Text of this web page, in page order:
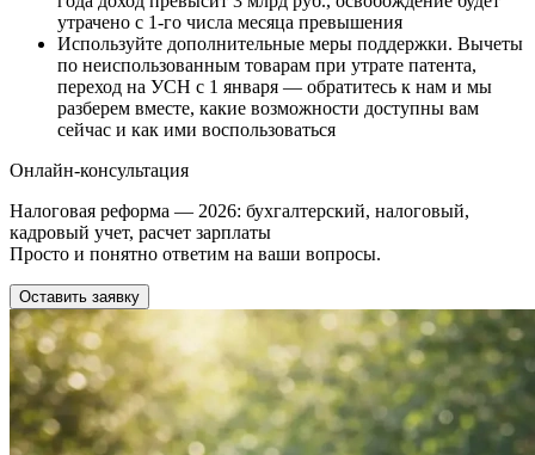
утрачено с 1-го числа месяца превышения
Используйте дополнительные меры поддержки. Вычеты
по неиспользованным товарам при утрате патента,
переход на УСН с 1 января — обратитесь к нам и мы
разберем вместе, какие возможности доступны вам
сейчас и как ими воспользоваться
Онлайн-консультация
Налоговая реформа — 2026: бухгалтерский, налоговый,
кадровый учет, расчет зарплаты
Просто и понятно ответим на ваши вопросы.
Оставить заявку